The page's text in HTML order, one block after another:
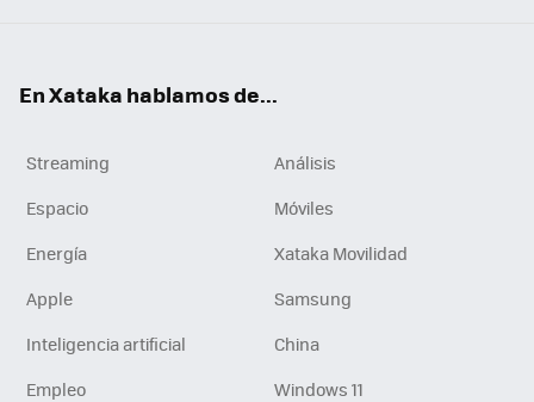
En Xataka hablamos de...
Streaming
Análisis
Espacio
Móviles
Energía
Xataka Movilidad
Apple
Samsung
Inteligencia artificial
China
Empleo
Windows 11